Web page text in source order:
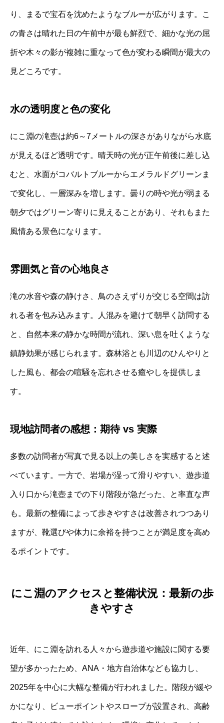
り、まるで宝石を沈めたようなブルーが広がります。こ
の青さは晴れた日の午前中が最も鮮烈で、細かな光の屈
折や木々の影が複雑に重なって色が変わる瞬間が最大の
見どころです。
水の透明度と色の変化
にこ淵の滝壺は約6～7メートルの深さがありながら水底
が見えるほど透明です。晴天時の光が正午前後に差し込
むと、水面がコバルトブルーからエメラルドグリーンま
で変化し、一層深みを増します。曇りの時や光が弱まる
朝夕ではグリーン寄りに見えることがあり、それもまた
風情ある景色になります。
雰囲気と音の心地良さ
滝の水音や森の静けさ、鳥のさえずりが交じる空間は訪
れる者を包み込みます。人混みを避けて朝早く訪問する
と、自然本来の静かな時間が流れ、深い息を吐くような
鎮静効果が感じられます。森林浴とも川辺のひんやりと
した風も、都会の喧騒を忘れさせる癒やしを提供しま
す。
現地訪問者の感想：期待 vs 実際
多数の訪問者が写真で見る以上の美しさを実感すると述
べています。一方で、岩場が湿って滑りやすい、遊歩道
入り口から滝壺までの下り階段が急だった、と率直な声
も。最新の整備によって歩きやすさは改善されつつあり
ますが、靴選びや体力に余裕を持つことが満足度を高め
るポイントです。
にこ淵のアクセスと整備状況：最新の歩
きやすさ
近年、にこ淵を訪れる人々から遊歩道や施設に関する要
望が多かったため、ANA・地方自治体なども協力し、
2025年を中心に大幅な整備が行われました。階段が緩や
かになり、ビューポイントやスロープが設置され、高齢